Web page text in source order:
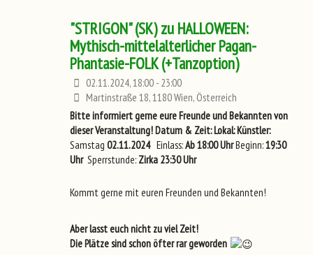
"STRIGON" (SK) zu HALLOWEEN:
Mythisch-mittelalterlicher Pagan-
Phantasie-FOLK (+Tanzoption)
02.11.2024, 18:00 - 23:00
Martinstraße 18, 1180 Wien, Österreich
Bitte informiert gerne eure Freunde und Bekannten von
dieser Veranstaltung!Datum & Zeit:Lokal:Künstler:
Samstag 02.11.2024Einlass:Ab 18:00 UhrBeginn:19:30
UhrSperrstunde: Zirka 23:30 Uhr
Kommt gerne mit euren Freunden und Bekannten!
Aber lasst euch nicht zu viel Zeit!
Die Plätze sind schon öfter rar geworden